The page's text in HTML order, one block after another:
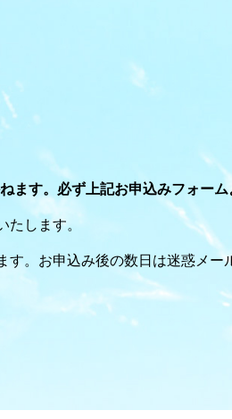
す。必ず上記お申込みフォーム
します。
。お申込み後の数日は迷惑メー